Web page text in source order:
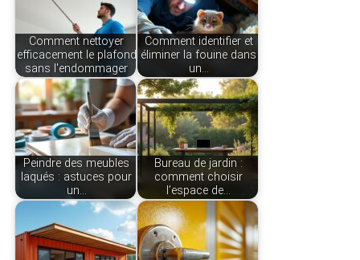
Comment nettoyer
efficacement le plafond
sans l'endommager
Comment identifier et
éliminer la fouine dans
un…
Peindre des meubles
laqués : astuces pour
un…
Bureau de jardin :
comment choisir
l’espace de…